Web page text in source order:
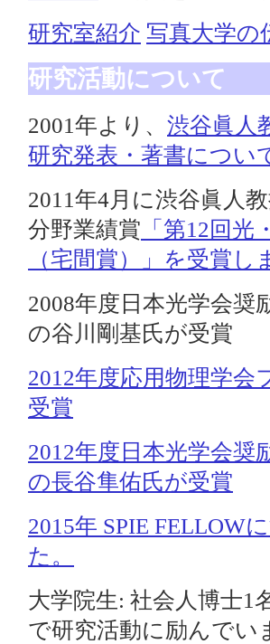
研究室紹介 写真大学の
研究活動について
2001年より、 渋谷眞人
研究発表・著書につい
2011年4月に渋谷眞人
分野業績賞 「第12回
（宅間賞）」を受賞し
2008年度日本光学会奨
の谷川剛基氏が受賞
2012年度応用物理学会
受賞
2012年度日本光学会奨
の長谷隼佑氏が受賞
2015年 SPIE FELLOW
た。
大学院生: 社会人博士1
で研究活動に励んでい